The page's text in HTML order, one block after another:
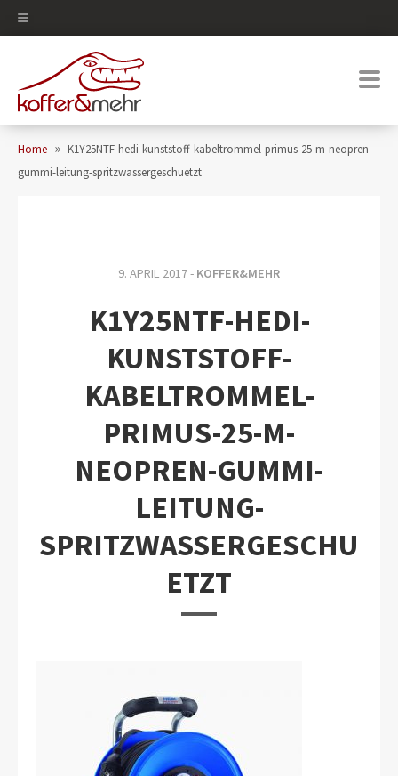
Home » K1Y25NTF-hedi-kunststoff-kabeltrommel-primus-25-m-neopren-
gummi-leitung-spritzwassergeschuetzt
9. APRIL 2017 - KOFFER&MEHR
K1Y25NTF-HEDI-
KUNSTSTOFF-
KABELTROMMEL-
PRIMUS-25-M-
NEOPREN-GUMMI-
LEITUNG-
SPRITZWASSERGESCHU
ETZT